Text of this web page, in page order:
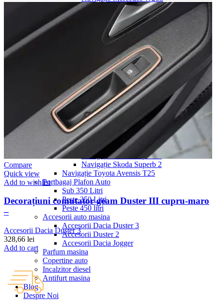
Navigație Mercedes W204
Navigație Mercedes W211
Navigație Mercedes Sprinter
Navigație Passat B5
Navigație Passat B5 5
Navigație Passat B6
Navigație Passat B7
Navigație Passat B8
Navigație Passat CC
Skoda
Navigație Skoda Fabia 1
Navigație Skoda Fabia 2
Navigație Skoda Octavia 1
Navigație Skoda Octavia 2
Navigație Skoda Octavia 3
Navigație Skoda Rapid
Navigație Skoda Superb 1
Navigație Skoda Superb 2
Navigație Toyota Avensis T25
Portbagaj Plafon Auto
Sub 350 Litri
Peste 350 Litri
Peste 450 litri
Accesorii auto masina
Accesorii Dacia Duster 3
Accesorii Duster 2
Accesorii Dacia Jogger
Parfum masina
Copertine auto
Incalzitor diesel
Antifurt masina
Blog
Despre Noi
Compare
Quick view
Add to wishlist
Decorațiuni comutator geam Duster III cupru-maro
–
Accesorii Dacia Duster 3
328,66 lei
Add to cart